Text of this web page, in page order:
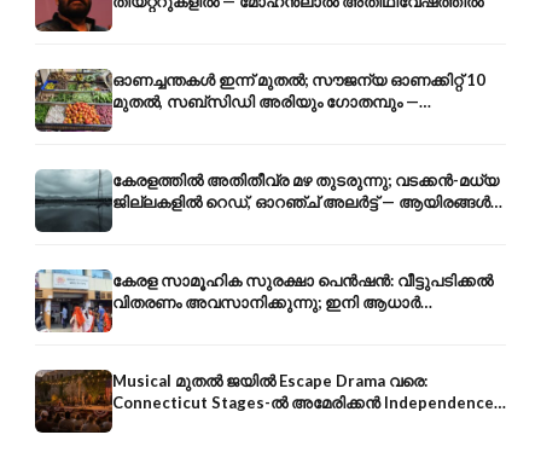
ഓണച്ചന്തകൾ ഇന്ന് മുതൽ; സൗജന്യ ഓണക്കിറ്റ് 10
മുതൽ, സബ്സിഡി അരിയും ഗോതമ്പും —
വിലക്കയറ്റത്തിന് കടിഞ്ഞാൺ
കേരളത്തിൽ അതിതീവ്ര മഴ തുടരുന്നു; വടക്കൻ-മധ്യ
ജില്ലകളിൽ റെഡ്, ഓറഞ്ച് അലർട്ട് — ആയിരങ്ങൾ
ക്യാമ്പുകളിൽ
കേരള സാമൂഹിക സുരക്ഷാ പെൻഷൻ: വീട്ടുപടിക്കൽ
വിതരണം അവസാനിക്കുന്നു; ഇനി ആധാർ
അക്കൗണ്ടിൽ നേരിട്ട്
Musical മുതൽ ജയിൽ Escape Drama വരെ:
Connecticut Stages-ൽ അമേരിക്കൻ Independence-
ന്റെ 250-ആം വാർഷികം